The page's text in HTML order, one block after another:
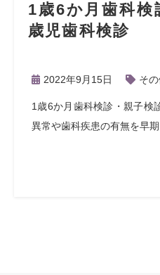
1歳6か月歯科検
歳児歯科検診
2022年9月15日 そ
1歳6か月歯科検診・親子検
異常や歯科疾患の有無を早期